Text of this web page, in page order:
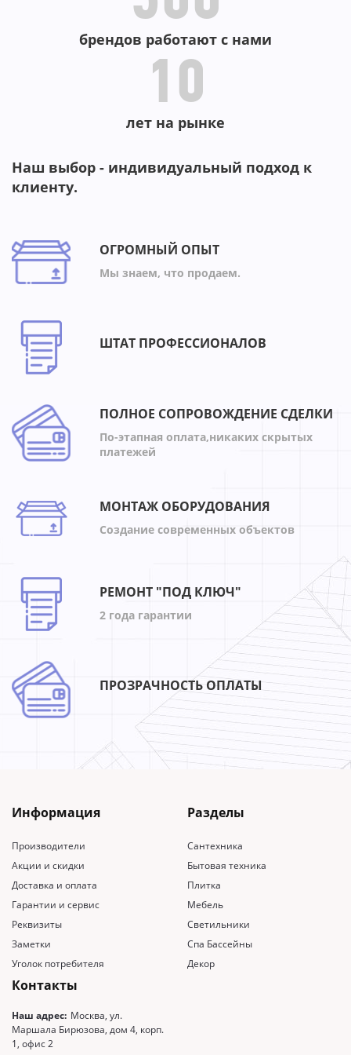
брендов работают с нами
10
лет на рынке
Наш выбор - индивидуальный подход к
клиенту.
ОГРОМНЫЙ ОПЫТ
Мы знаем, что продаем.
ШТАТ ПРОФЕССИОНАЛОВ
ПОЛНОЕ СОПРОВОЖДЕНИЕ СДЕЛКИ
По-этапная оплата,никаких скрытых
платежей
МОНТАЖ ОБОРУДОВАНИЯ
Создание современных объектов
РЕМОНТ "ПОД КЛЮЧ"
2 года гарантии
ПРОЗРАЧНОСТЬ ОПЛАТЫ
Информация
Производители
Акции и скидки
Доставка и оплата
Гарантии и сервис
Реквизиты
Заметки
Уголок потребителя
Разделы
Сантехника
Бытовая техника
Плитка
Мебель
Светильники
Спа Бассейны
Декор
Контакты
Наш адрес: Москва, ул.
Маршала Бирюзова, дом 4, корп.
1, офис 2